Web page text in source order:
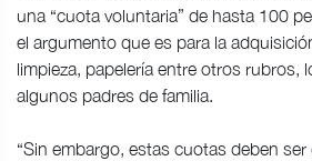
una “cuota voluntaria” de hasta 100
el argumento que es para la
limpieza, papelería entre otros rubros,
algunos padres de familia.
“Sin embargo, estas cuotas deben